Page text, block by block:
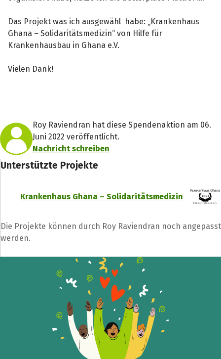
Das Projekt was ich ausgewähl habe: „Krankenhaus
Ghana – Solidaritätsmedizin“ von Hilfe für
Krankenhausbau in Ghana e.V.
Vielen Dank!
Roy Raviendran hat diese Spendenaktion am 06.
Juni 2022 veröffentlicht.
Nachricht schreiben
Unterstützte Projekte
Krankenhaus Ghana – Solidaritätsmedizin
Die Projekte können durch Roy Raviendran noch angepasst
werden.